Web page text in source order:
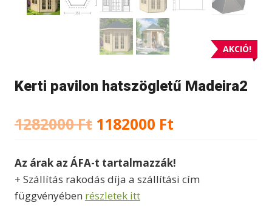
AKCIÓ!
Kerti pavilon hatszögletű Madeira2
1282000Ft Original
was:
1282000 Ft.
1182000 Ft
is:
Az árak az ÁFA-t tartalmazzák!
+ Szállítás rakodás díja a szállítási cím
függvényében részletek itt